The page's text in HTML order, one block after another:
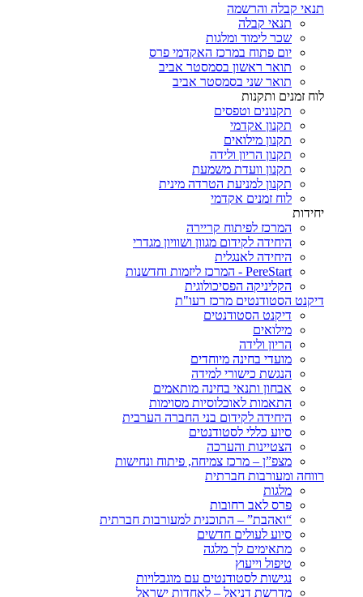
תנאי קבלה והרשמה
תנאי קבלה
שכר לימוד ומלגות
יום פתוח במרכז האקדמי פרס
תואר ראשון בסמסטר אביב
תואר שני בסמסטר אביב
לוח זמנים ותקנות
תקנונים וטפסים
תקנון אקדמי
תקנון מילואים
תקנון הריון ולידה
תקנון וועדת משמעת
תקנון למניעת הטרדה מינית
לוח זמנים אקדמי
יחידות
המרכז לפיתוח קריירה
היחידה לקידום מגוון ושוויון מגדרי
היחידה לאנגלית
PereStart - המרכז ליזמות וחדשנות
הקליניקה הפסיכולוגית
דיקנט הסטודנטים מרכז רעו"ת
דיקנט הסטודנטים
מילואים
הריון ולידה
מועדי בחינה מיוחדים
הנגשת כישורי למידה
אבחון ותנאי בחינה מותאמים
התאמות לאוכלוסיות מסוימות
היחידה לקידום בני החברה הערבית
סיוע כללי לסטודנטים
הצטיינות והערכה
מצפ”ן – מרכז צמיחה, פיתוח ונחישות
רווחה ומעורבות חברתית
מלגות
פרס לאב רחובות
“ואהבת” – התוכנית למעורבות חברתית
סיוע לעולים חדשים
מתאימים לך מלגה
טיפול וייעוץ
נגישות לסטודנטים עם מוגבלויות
מדרשת דניאל – לאחדות ישראל